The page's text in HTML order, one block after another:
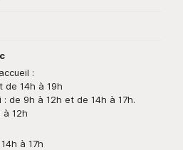
:
de 14h à 19h
de 9h à 12h et de 14h à 17h.
à 12h
à 17h